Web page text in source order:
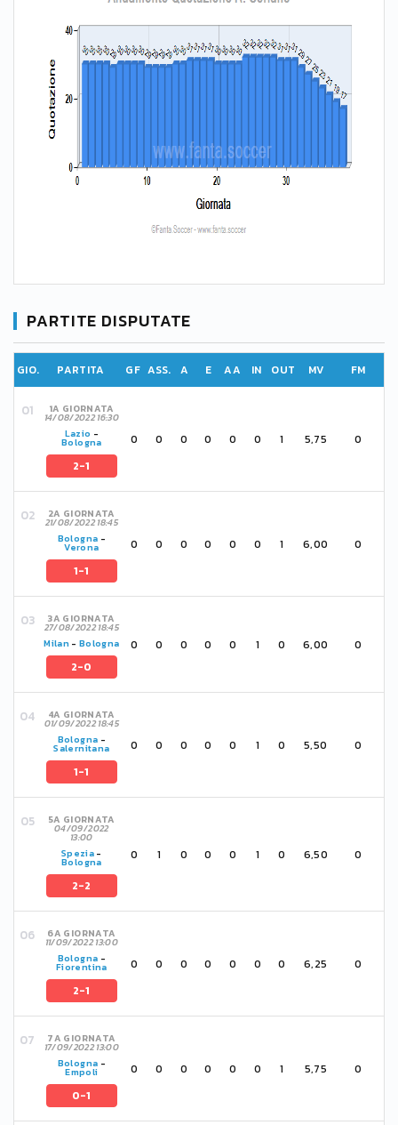
PARTITE DISPUTATE
GIO. PARTITA GF ASS. A E AA IN OUT MV FM
1A GIORNATA
14/08/2022 16:30
Lazio -
Bologna
2-1
0 0 0 0 0 0 1 5,75 0
2A GIORNATA
21/08/2022 18:45
Bologna -
Verona
1-1
0 0 0 0 0 0 1 6,00 0
3A GIORNATA
27/08/2022 18:45
Milan-Bologna
2-0
0 0 0 0 0 1 0 6,00 0
4A GIORNATA
01/09/2022 18:45
Bologna -
Salernitana
1-1
0 0 0 0 0 1 0 5,50 0
5A GIORNATA
04/09/2022
13:00
Spezia -
Bologna
2-2
0 1 0 0 0 1 0 6,50 0
6A GIORNATA
11/09/2022 13:00
Bologna -
Fiorentina
2-1
0 0 0 0 0 0 0 6,25 0
7A GIORNATA
17/09/2022 13:00
Bologna -
Empoli
0-1
0 0 0 0 0 0 1 5,75 0